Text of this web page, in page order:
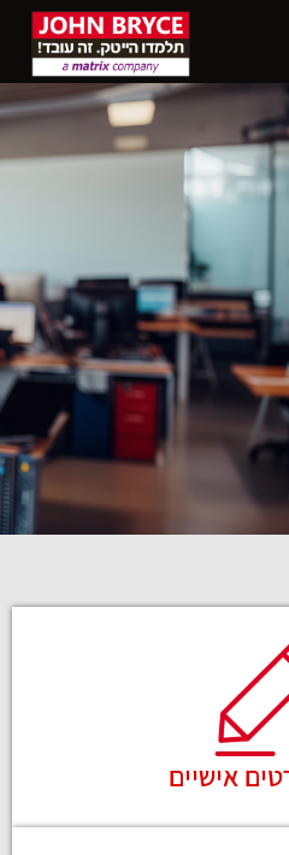
אישיים